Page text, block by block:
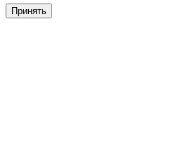
Принять